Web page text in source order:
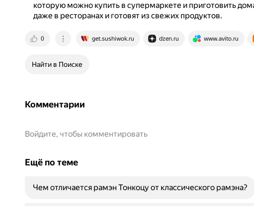
которую можно купить в супермаркете и приготовить
даже в ресторанах и готовят из свежих продуктов.
0 get.sushiwok.ru dzen.ru www.avito.ru
Найти в Поиске
Комментарии
Войдите, чтобы комментировать
Ещё по теме
Чем отличается рамэн Тонкоцу от классического рамэна?